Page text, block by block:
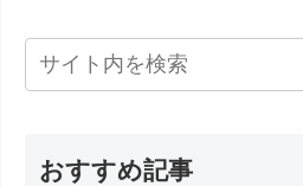
おすすめ記事